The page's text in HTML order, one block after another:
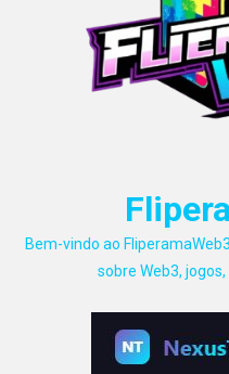
Bem-vindo ao
sobre Web3,